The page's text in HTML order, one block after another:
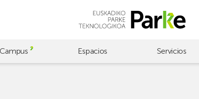
Campus Espacios Servicios